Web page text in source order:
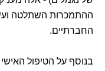
ההתמכרות השתלטה
החברתיים.
בנוסף על הטיפול